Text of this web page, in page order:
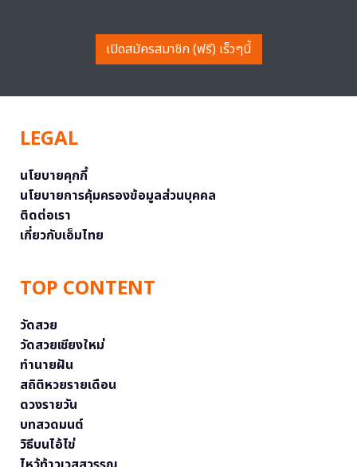
เปิดสมัครสมาชิก (ฟรี) เร็วๆนี้
LEGAL
นโยบายคุกกี้
นโยบายการคุ้มครองข้อมูลส่วนบุคคล
ติดต่อเรา
เกี่ยวกับเอ็มไทย
TOP CONTENT
วัดสวย
วัดสวยเชียงใหม่
ทำนายฝัน
สถิติหวยรายเดือน
ดวงรายวัน
บทสวดมนต์
วิธีบนไอ้ไข่